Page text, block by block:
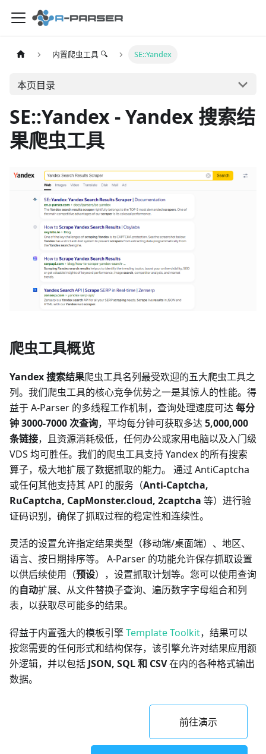
内置爬虫工具 🔍 SE::Yandex
本页目录
SE::Yandex - Yandex 搜索结
果爬虫工具
爬虫工具概览
Yandex 搜索结果爬虫工具名列最受欢迎的五大爬虫工具之
列。我们爬虫工具的核心竞争优势之一是其惊人的性能。得
益于 A-Parser 的多线程工作机制，查询处理速度可达每分
钟 3000-7000 次查询，平均每分钟可获取多达5,000,000
条链接，且资源消耗极低，任何办公或家用电脑以及入门级
VDS 均可胜任。我们的爬虫工具支持 Yandex 的所有搜索
算子，极大地扩展了数据抓取的能力。 通过 AntiCaptcha
或任何其他支持其 API 的服务（Anti-Captcha,
RuCaptcha, CapMonster.cloud, 2captcha 等）进行验
证码识别，确保了抓取过程的稳定性和连续性。
灵活的设置允许指定结果类型（移动端/桌面端）、地区、
语言、按日期排序等。 A-Parser 的功能允许保存抓取设置
以供后续使用（预设），设置抓取计划等。您可以使用查询
的自动扩展、从文件替换子查询、遍历数字字母组合和列
表，以获取尽可能多的结果。
得益于内置强大的模板引擎Template Toolkit，结果可以
按您需要的任何形式和结构保存，该引擎允许对结果应用额
外逻辑，并以包括 JSON, SQL 和 CSV在内的各种格式输出
数据。
前往演示